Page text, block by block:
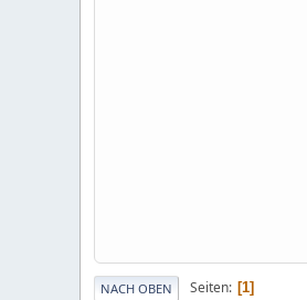
NACH OBEN Seiten 1